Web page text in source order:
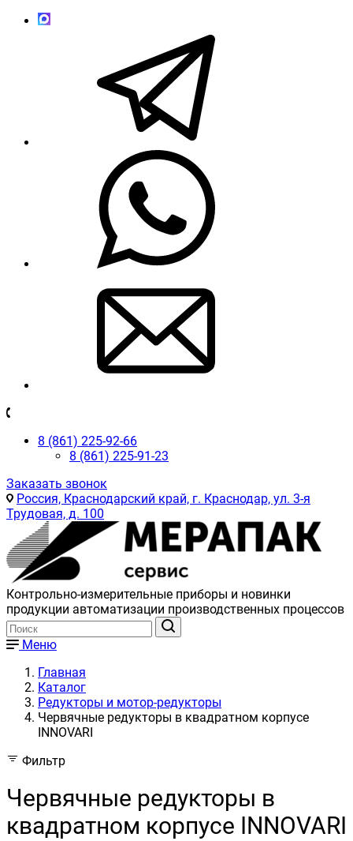
8 (861) 225-92-66
8 (861) 225-91-23
Заказать звонок
Россия, Краснодарский край, г. Краснодар, ул. 3-я
Трудовая, д. 100
Контрольно-измерительные приборы и новинки
продукции автоматизации производственных процессов
Меню
Главная
Каталог
Редукторы и мотор-редукторы
Червячные редукторы в квадратном корпусе
INNOVARI
Фильтр
Червячные редукторы в
квадратном корпусе INNOVARI